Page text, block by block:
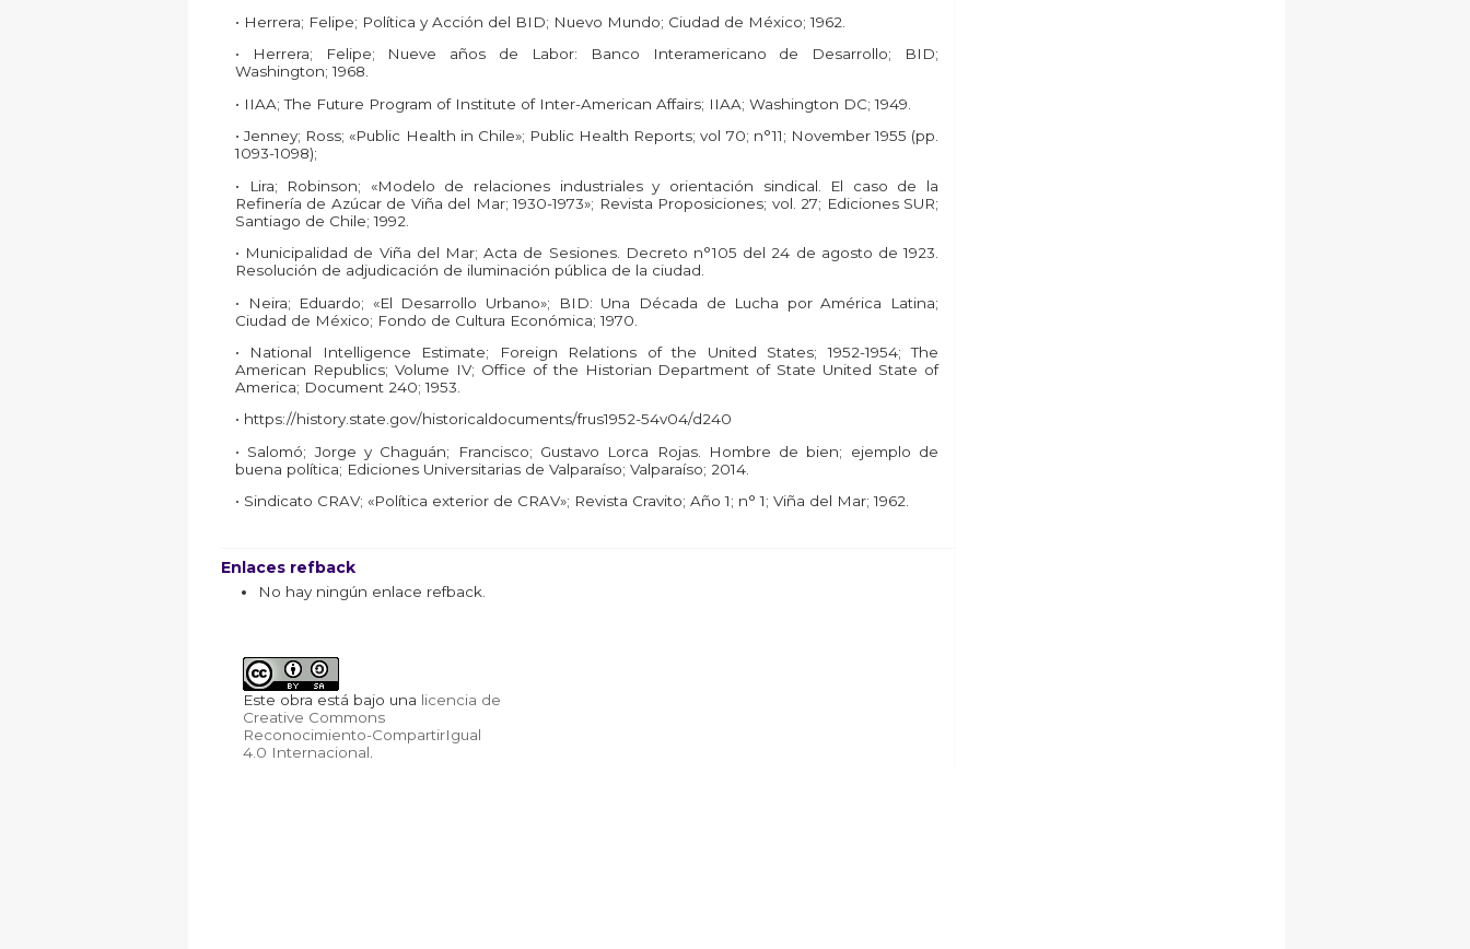
• Herrera; Felipe; Política y Acción del BID; Nuevo Mundo; Ciudad de México; 1962.
• Herrera; Felipe; Nueve años de Labor: Banco Interamericano de Desarrollo; BID;
Washington; 1968.
• IIAA; The Future Program of Institute of Inter-American Affairs; IIAA; Washington DC; 1949.
• Jenney; Ross; «Public Health in Chile»; Public Health Reports; vol 70; n°11; November 1955 (pp.
1093-1098);
• Lira; Robinson; «Modelo de relaciones industriales y orientación sindical. El caso de la
Refinería de Azúcar de Viña del Mar; 1930-1973»; Revista Proposiciones; vol. 27; Ediciones SUR;
Santiago de Chile; 1992.
• Municipalidad de Viña del Mar; Acta de Sesiones. Decreto n°105 del 24 de agosto de 1923.
Resolución de adjudicación de iluminación pública de la ciudad.
• Neira; Eduardo; «El Desarrollo Urbano»; BID: Una Década de Lucha por América Latina;
Ciudad de México; Fondo de Cultura Económica; 1970.
• National Intelligence Estimate; Foreign Relations of the United States; 1952-1954; The
American Republics; Volume IV; Office of the Historian Department of State United State of
America; Document 240; 1953.
• https://history.state.gov/historicaldocuments/frus1952-54v04/d240
• Salomó; Jorge y Chaguán; Francisco; Gustavo Lorca Rojas. Hombre de bien; ejemplo de
buena política; Ediciones Universitarias de Valparaíso; Valparaíso; 2014.
• Sindicato CRAV; «Política exterior de CRAV»; Revista Cravito; Año 1; n° 1; Viña del Mar; 1962.
Enlaces refback
No hay ningún enlace refback.
Este obra está bajo una licencia de
Creative Commons
Reconocimiento-CompartirIgual
4.0 Internacional.